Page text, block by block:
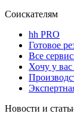
Соискателям
hh PRO
Готовое
Все
Хочу у вас
Новости и